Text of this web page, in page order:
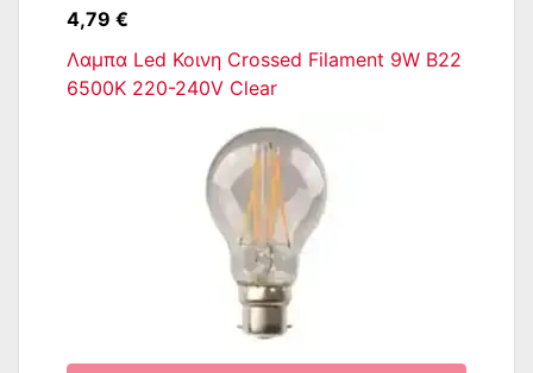
4,79 €
Λαμπα Led Κοινη Crossed Filament 9W Β22
6500K 220-240V Clear